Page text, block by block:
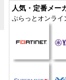
人気・定番メー
ぷらっとオンライ